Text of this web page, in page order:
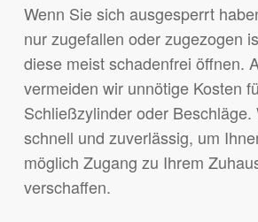
Wenn Sie sich ausgesperrt
nur zugefallen oder zugezogen
diese meist schadenfrei öffnen.
vermeiden wir unnötige Kosten
Schließzylinder oder Beschläge.
schnell und zuverlässig, um
möglich Zugang zu Ihrem
verschaffen.